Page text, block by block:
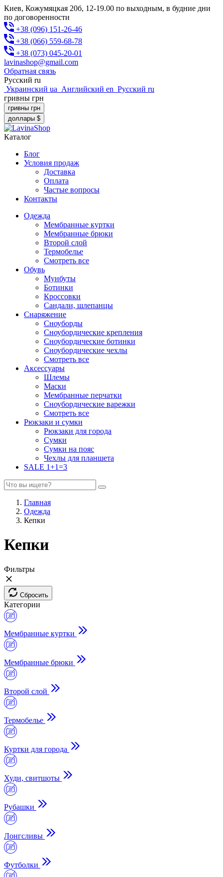
Киев, Кожумяцкая 20б, 12-19.00 по выходным, в будние дни
по договоренности
+38 (096) 151-26-46
+38 (066) 559-68-78
+38 (073) 045-20-01
lavinashop@gmail.com
Обратная связь
Русский ru
Украинский ua Английский en Русский ru
гривны грн
гривны грн
доллары $
Каталог
Блог
Условия продаж
Доставка
Оплата
Частые вопросы
Контакты
Одежда
Мембранные куртки
Мембранные брюки
Второй слой
Термобелье
Смотреть все
Обувь
Мунбуты
Ботинки
Кроссовки
Сандали, шлепанцы
Снаряжение
Сноуборды
Сноубордические крепления
Сноубордические ботинки
Сноубордические чехлы
Смотреть все
Аксессуары
Шлемы
Маски
Мембранные перчатки
Сноубордические варежки
Смотреть все
Рюкзаки и сумки
Рюкзаки для города
Сумки
Сумки на пояс
Чехлы для планшета
SALE 1+1=3
Главная
Одежда
Кепки
Кепки
Фильтры
Сбросить
Категории
Мембранные куртки
Мембранные брюки
Второй слой
Термобелье
Куртки для города
Худи, свитшоты
Рубашки
Лонгсливы
Футболки